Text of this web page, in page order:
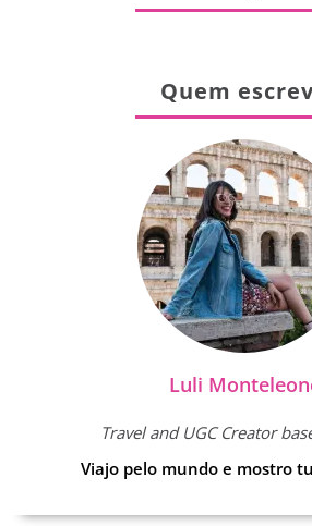
Quem
Luli
Travel and UGC Creator
Viajo pelo mundo e mostro